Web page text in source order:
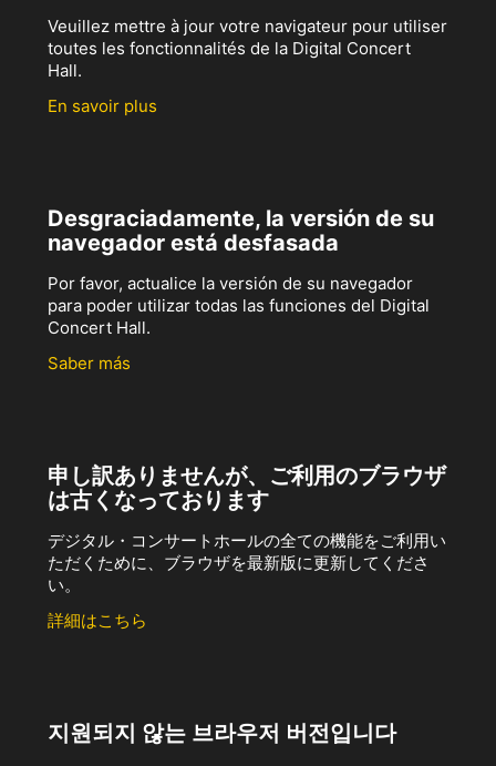
Veuillez mettre à jour votre navigateur pour utiliser
toutes les fonctionnalités de la Digital Concert
Hall.
En savoir plus
Desgraciadamente, la versión de su
navegador está desfasada
Por favor, actualice la versión de su navegador
para poder utilizar todas las funciones del Digital
Concert Hall.
Saber más
申し訳ありませんが、ご利用のブラウザ
は古くなっております
デジタル・コンサートホールの全ての機能をご利用い
ただくために、ブラウザを最新版に更新してくださ
い。
詳細はこちら
지원되지 않는 브라우저 버전입니다